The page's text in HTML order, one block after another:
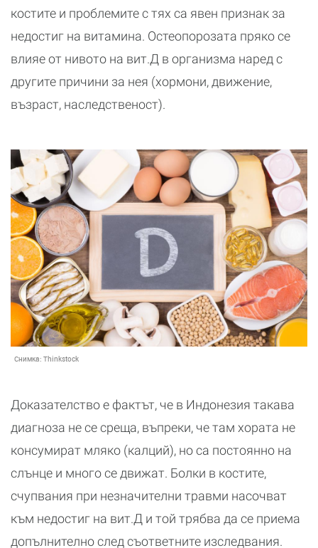
костите и проблемите с тях са явен признак за
недостиг на витамина. Остеопорозата пряко се
влияе от нивото на вит.Д в организма наред с
другите причини за нея (хормони, движение,
възраст, наследственост).
Снимка: Thinkstock
Доказателство е фактът, че в Индонезия такава
диагноза не се среща, въпреки, че там хората не
консумират мляко (калций), но са постоянно на
слънце и много се движат. Болки в костите,
счупвания при незначителни травми насочват
към недостиг на вит.Д и той трябва да се приема
допълнително след съответните изследвания.